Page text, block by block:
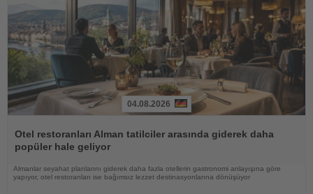
Oku
04.08.2026
Otel restoranları Alman tatilciler arasında giderek daha
popüler hale geliyor
Almanlar seyahat planlarını giderek daha fazla otellerin gastronomi anlayışına göre
yapıyor, otel restoranları ise bağımsız lezzet destinasyonlarına dönüşüyor